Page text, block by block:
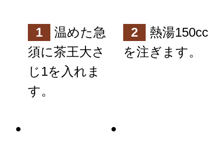
1
温めた急
須に茶王大さ
じ1を入れま
す。
2
熱湯150cc
を注ぎます。